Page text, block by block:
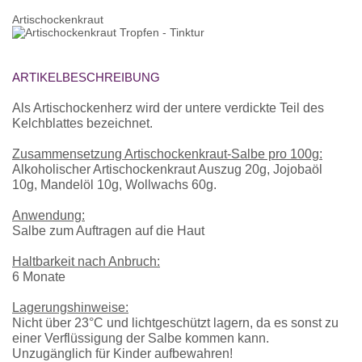
Artischockenkraut
ARTIKELBESCHREIBUNG
Als Artischockenherz wird der untere verdickte Teil des
Kelchblattes bezeichnet.
Zusammensetzung Artischockenkraut-Salbe pro 100g:
Alkoholischer Artischockenkraut Auszug 20g, Jojobaöl
10g, Mandelöl 10g, Wollwachs 60g.
Anwendung:
Salbe zum Auftragen auf die Haut
Haltbarkeit nach Anbruch:
6 Monate
Lagerungshinweise:
Nicht über 23°C und lichtgeschützt lagern, da es sonst zu
einer Verflüssigung der Salbe kommen kann.
Unzugänglich für Kinder aufbewahren!